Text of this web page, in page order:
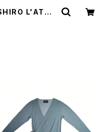
L'ATELI